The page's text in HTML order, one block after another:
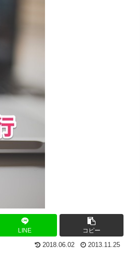
LINE コピー
2018.06.02 2013.11.25